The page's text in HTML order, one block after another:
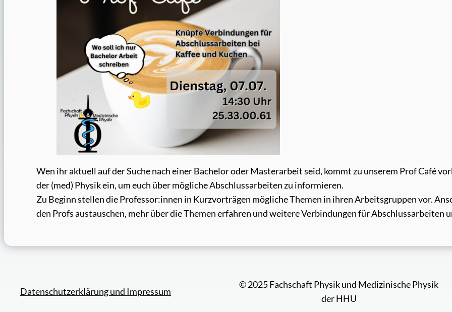
Wen ihr aktuell auf der Suche nach einer Bachelor oder Masterarbeit seid, kommt zu unserem Prof Café
der (med) Physik ein, um euch über mögliche Abschlussarbeiten zu informieren.
Zu Beginn stellen die Professor:innen in Kurzvorträgen mögliche Themen in ihren Arbeitsgruppen vor.
den Profs austauschen, mehr über die Themen erfahren und weitere Verbindungen für Abschlussarbeiten
Datenschutzerklärung und Impressum
© 2025 Fachschaft Physik und Medizinische Physik
der HHU